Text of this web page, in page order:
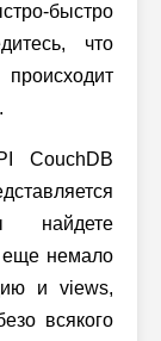
быстро
что
CouchDB
найдете
немало
и views,
всякого